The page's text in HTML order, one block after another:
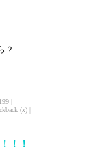
？
|
(x) |
！！